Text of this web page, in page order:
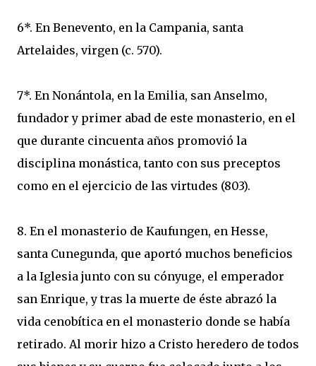
6*. En Benevento, en la Campania, santa
Artelaides, virgen (c. 570).
7*. En Nonántola, en la Emilia, san Anselmo,
fundador y primer abad de este monasterio, en el
que durante cincuenta años promovió la
disciplina monástica, tanto con sus preceptos
como en el ejercicio de las virtudes (803).
8. En el monasterio de Kaufungen, en Hesse,
santa Cunegunda, que aportó muchos beneficios
a la Iglesia junto con su cónyuge, el emperador
san Enrique, y tras la muerte de éste abrazó la
vida cenobítica en el monasterio donde se había
retirado. Al morir hizo a Cristo heredero de todos